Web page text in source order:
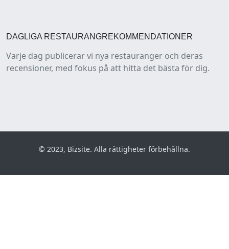
DAGLIGA RESTAURANGREKOMMENDATIONER
Varje dag publicerar vi nya restauranger och deras
recensioner, med fokus på att hitta det bästa för dig.
© 2023, Bizsite. Alla rättigheter förbehållna.